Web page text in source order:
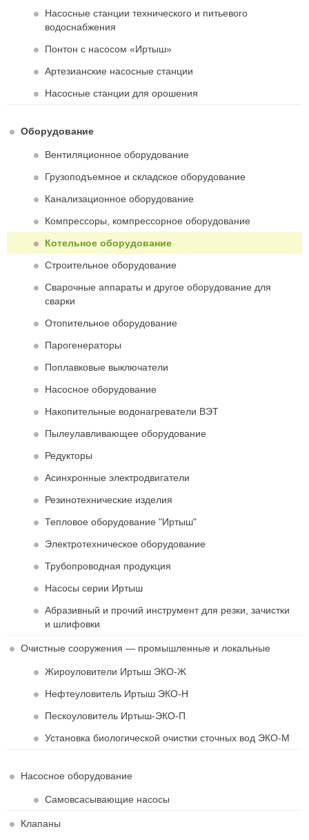
Насосные станции технического и питьевого
водоснабжения
Понтон с насосом «Иртыш»
Артезианские насосные станции
Насосные станции для орошения
Оборудование
Вентиляционное оборудование
Грузоподъемное и складское оборудование
Канализационное оборудование
Компрессоры, компрессорное оборудование
Котельное оборудование
Строительное оборудование
Сварочные аппараты и другое оборудование для
сварки
Отопительное оборудование
Парогенераторы
Поплавковые выключатели
Насосное оборудование
Накопительные водонагреватели ВЭТ
Пылеулавливающее оборудование
Редукторы
Асинхронные электродвигатели
Резинотехнические изделия
Тепловое оборудование "Иртыш"
Электротехническое оборудование
Трубопроводная продукция
Насосы серии Иртыш
Абразивный и прочий инструмент для резки, зачистки
и шлифовки
Очистные сооружения — промышленные и локальные
Жироуловители Иртыш ЭКО-Ж
Нефтеуловитель Иртыш ЭКО-Н
Пескоуловитель Иртыш-ЭКО-П
Установка биологической очистки сточных вод ЭКО-М
Насосное оборудование
Самовсасывающие насосы
Клапаны